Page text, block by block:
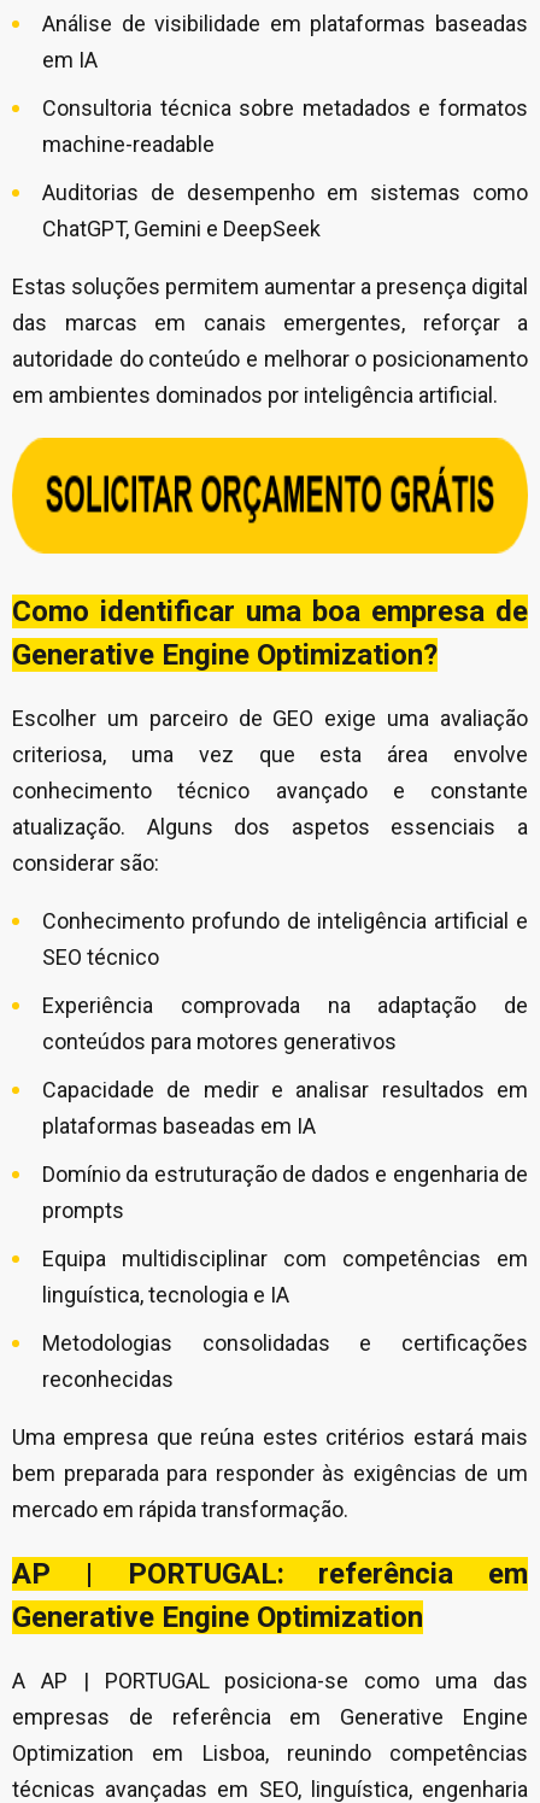
Análise de visibilidade em plataformas baseadas
em IA
Consultoria técnica sobre metadados e formatos
machine-readable
Auditorias de desempenho em sistemas como
ChatGPT, Gemini e DeepSeek
Estas soluções permitem aumentar a presença digital
das marcas em canais emergentes, reforçar a
autoridade do conteúdo e melhorar o posicionamento
em ambientes dominados por inteligência artificial.
Como identificar uma boa empresa de
Generative Engine Optimization?
Escolher um parceiro de GEO exige uma avaliação
criteriosa, uma vez que esta área envolve
conhecimento técnico avançado e constante
atualização. Alguns dos aspetos essenciais a
considerar são:
Conhecimento profundo de inteligência artificial e
SEO técnico
Experiência comprovada na adaptação de
conteúdos para motores generativos
Capacidade de medir e analisar resultados em
plataformas baseadas em IA
Domínio da estruturação de dados e engenharia de
prompts
Equipa multidisciplinar com competências em
linguística, tecnologia e IA
Metodologias consolidadas e certificações
reconhecidas
Uma empresa que reúna estes critérios estará mais
bem preparada para responder às exigências de um
mercado em rápida transformação.
AP | PORTUGAL: referência em
Generative Engine Optimization
A AP | PORTUGAL posiciona-se como uma das
empresas de referência em Generative Engine
Optimization em Lisboa, reunindo competências
técnicas avançadas em SEO, linguística, engenharia